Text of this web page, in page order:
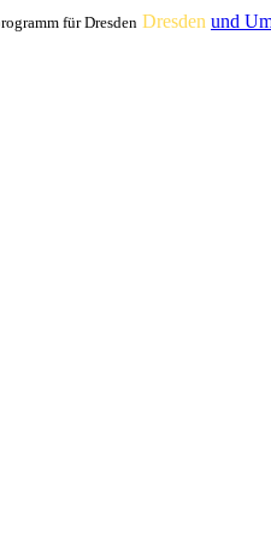
für Dresden Dresden und